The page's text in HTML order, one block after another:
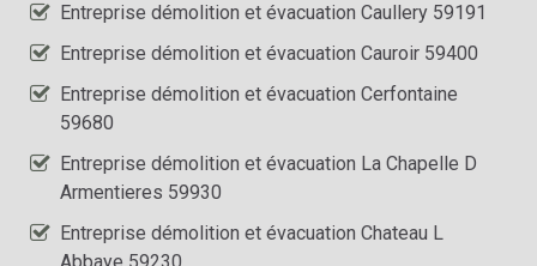
Entreprise démolition et évacuation Caullery 59191
Entreprise démolition et évacuation Cauroir 59400
Entreprise démolition et évacuation Cerfontaine
59680
Entreprise démolition et évacuation La Chapelle D
Armentieres 59930
Entreprise démolition et évacuation Chateau L